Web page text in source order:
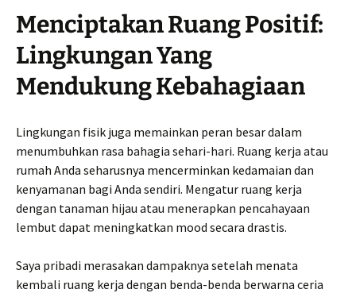
Menciptakan Ruang Positif:
Lingkungan Yang
Mendukung Kebahagiaan
Lingkungan fisik juga memainkan peran besar dalam
menumbuhkan rasa bahagia sehari-hari. Ruang kerja atau
rumah Anda seharusnya mencerminkan kedamaian dan
kenyamanan bagi Anda sendiri. Mengatur ruang kerja
dengan tanaman hijau atau menerapkan pencahayaan
lembut dapat meningkatkan mood secara drastis.
Saya pribadi merasakan dampaknya setelah menata
kembali ruang kerja dengan benda-benda berwarna ceria